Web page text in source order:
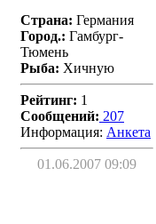
Страна: Германия
Город.: Гамбург-
Тюмень
Рыба: Хичную
Рейтинг: 1
Сообщений: 207
Информация: Aнкета
01.06.2007 09:09